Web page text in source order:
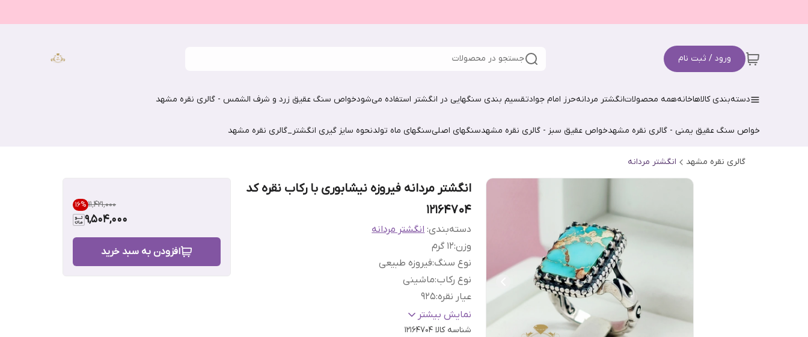
ورود / ثبت نام جستجو در محصولات
دسته‌بندی کالاهاخانههمه محصولاتانگشتر مردانهحرز امام جوادتقسیم بندی سنگهایی در انگشتر استفاده می‌شودخواص سنگ عقیق زرد و شرف الشمس - گالری نقره مشهد
خواص سنگ عقیق یمنی - گالری نقره مشهدخواص عقیق سبز - گالری نقره مشهدسنگهای اصلیسنگهای ماه تولدنحوه سایز گیری انگشتر_گالری نقره مشهد
گالری نقره مشهد انگشتر مردانه
انگشتر مردانه فیروزه نیشابوری با رکاب نقره کد
12164704
دسته‌بندی:انگشتر مردانه
وزن:۱2 گرم
نوع سنگ:فیروزه طبیعی
نوع رکاب:ماشینی
عیار نقره:
925
سایز:دلخواه
رنگ نگین :آبی
نمایش بیشتر
شناسه کالا 12164704
۱۱٬۴۲۱٬۰۰۰ 16%
9,504,000
افزودن به سبد خرید